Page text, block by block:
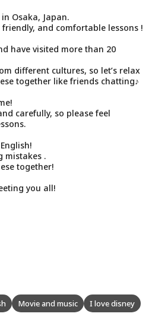
Osaka, Japan.
and comfortable lessons !
have visited more than 20
different cultures, so let’s relax
together like friends chatting♪
carefully, so please feel
mistakes .
together!
you all!
Movie and music I love disney